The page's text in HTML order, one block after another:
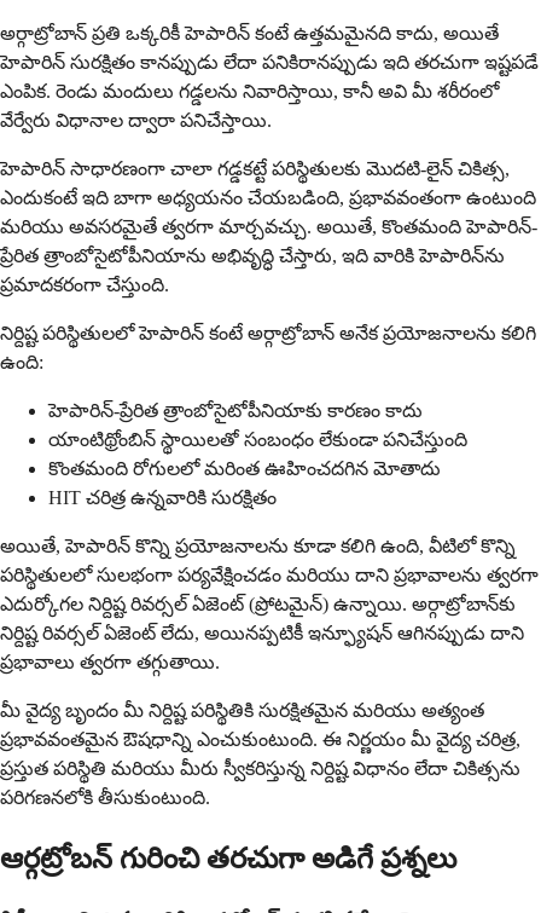
అర్గాట్రోబాన్ ప్రతి ఒక్కరికీ హెపారిన్ కంటే ఉత్తమమైనది కాదు, అయితే
హెపారిన్ సురక్షితం కానప్పుడు లేదా పనికిరానప్పుడు ఇది తరచుగా ఇష్టపడే
ఎంపిక. రెండు మందులు గడ్డలను నివారిస్తాయి, కానీ అవి మీ శరీరంలో
వేర్వేరు విధానాల ద్వారా పనిచేస్తాయి.
హెపారిన్ సాధారణంగా చాలా గడ్డకట్టే పరిస్థితులకు మొదటి-లైన్ చికిత్స,
ఎందుకంటే ఇది బాగా అధ్యయనం చేయబడింది, ప్రభావవంతంగా ఉంటుంది
మరియు అవసరమైతే త్వరగా మార్చవచ్చు. అయితే, కొంతమంది హెపారిన్-
ప్రేరిత త్రాంబోసైటోపీనియాను అభివృద్ధి చేస్తారు, ఇది వారికి హెపారిన్‌ను
ప్రమాదకరంగా చేస్తుంది.
నిర్దిష్ట పరిస్థితులలో హెపారిన్ కంటే అర్గాట్రోబాన్ అనేక ప్రయోజనాలను కలిగి
ఉంది:
హెపారిన్-ప్రేరిత త్రాంబోసైటోపీనియాకు కారణం కాదు
యాంటిథ్రోంబిన్ స్థాయిలతో సంబంధం లేకుండా పనిచేస్తుంది
కొంతమంది రోగులలో మరింత ఊహించదగిన మోతాదు
HIT చరిత్ర ఉన్నవారికి సురక్షితం
అయితే, హెపారిన్ కొన్ని ప్రయోజనాలను కూడా కలిగి ఉంది, వీటిలో కొన్ని
పరిస్థితులలో సులభంగా పర్యవేక్షించడం మరియు దాని ప్రభావాలను త్వరగా
ఎదుర్కోగల నిర్దిష్ట రివర్సల్ ఏజెంట్ (ప్రోటమైన్) ఉన్నాయి. అర్గాట్రోబాన్‌కు
నిర్దిష్ట రివర్సల్ ఏజెంట్ లేదు, అయినప్పటికీ ఇన్ఫ్యూషన్ ఆగినప్పుడు దాని
ప్రభావాలు త్వరగా తగ్గుతాయి.
మీ వైద్య బృందం మీ నిర్దిష్ట పరిస్థితికి సురక్షితమైన మరియు అత్యంత
ప్రభావవంతమైన ఔషధాన్ని ఎంచుకుంటుంది. ఈ నిర్ణయం మీ వైద్య చరిత్ర,
ప్రస్తుత పరిస్థితి మరియు మీరు స్వీకరిస్తున్న నిర్దిష్ట విధానం లేదా చికిత్సను
పరిగణనలోకి తీసుకుంటుంది.
ఆర్గట్రోబన్ గురించి తరచుగా అడిగే ప్రశ్నలు